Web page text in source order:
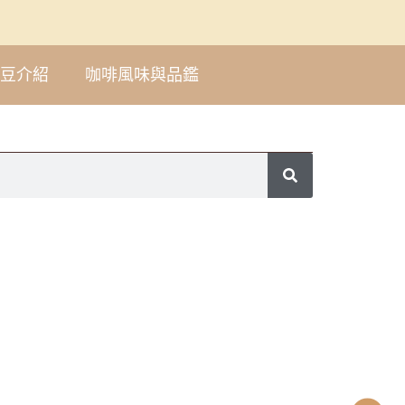
介紹 咖啡風味與品鑑